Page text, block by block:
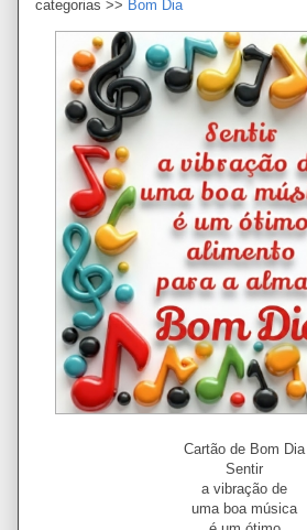
categorias >> Bom Dia
Cartão de Bom Dia
Sentir
a vibração de
uma boa música